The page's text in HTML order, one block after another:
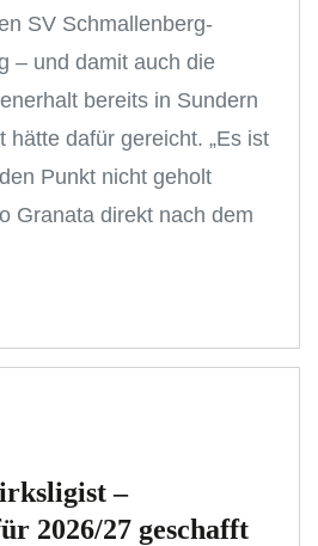
SV Schmallenberg-
– und damit auch die
bereits in Sundern
hätte dafür gereicht. „Es ist
Punkt nicht geholt
Granata direkt nach dem
–
2026/27 geschafft